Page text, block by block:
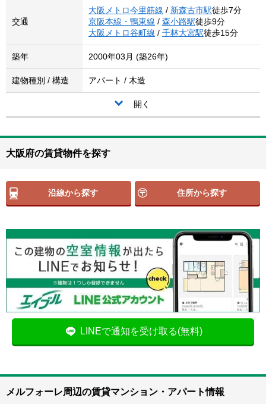
交通
大阪メトロ今里筋線 / 新森古市駅徒歩7分
京阪本線・鴨東線 / 森小路駅徒歩9分
大阪メトロ谷町線 / 千林大宮駅徒歩15分
築年 2000年03月 (築26年)
建物種別 / 構造 アパート / 木造
開く
大阪府の賃貸物件を探す
沿線から探す 住所から探す
LINEで通知を受け取る(無料)
メルフォーレ周辺の賃貸マンション・アパート情報